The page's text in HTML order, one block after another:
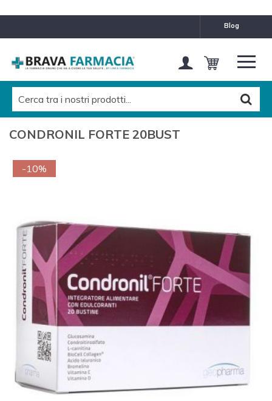
blog
CONDRONIL FORTE 20BUST
-10%